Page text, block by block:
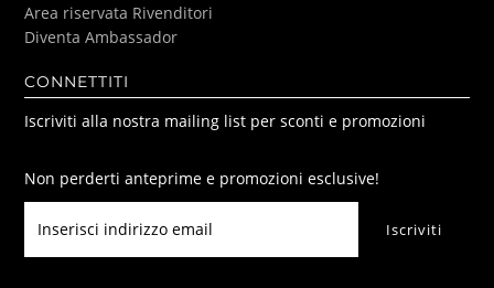
Area riservata Rivenditori
Diventa Ambassador
CONNETTITI
Iscriviti alla nostra mailing list per sconti e promozioni
Non perderti anteprime e promozioni esclusive!